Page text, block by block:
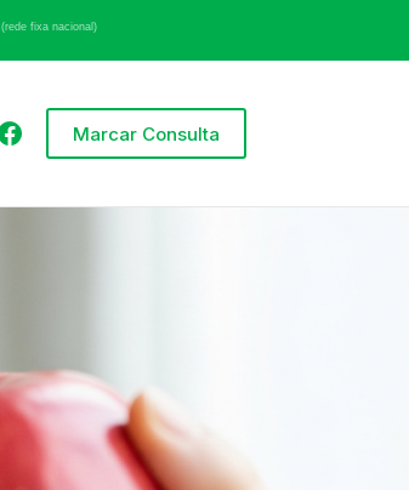
(rede fixa nacional)
Marcar Consulta